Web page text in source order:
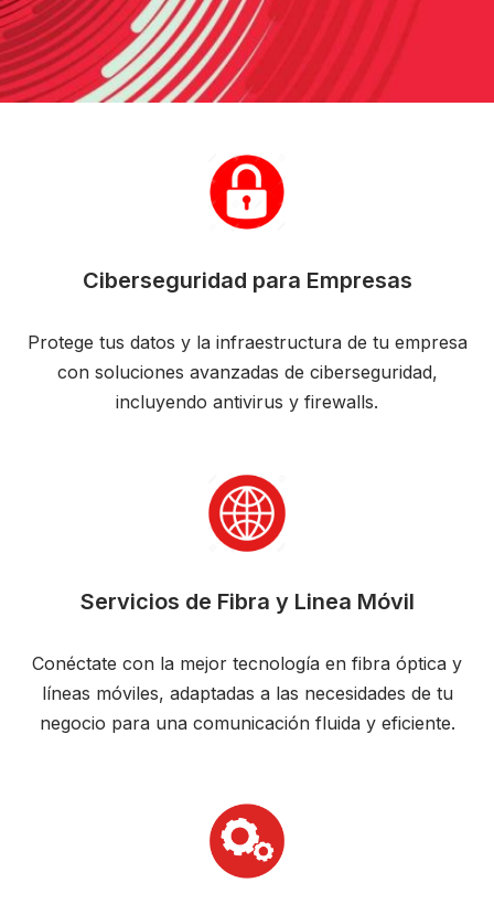
Ciberseguridad para Empresas
Protege tus datos y la infraestructura de tu empresa
con soluciones avanzadas de ciberseguridad,
incluyendo antivirus y firewalls.
Servicios de Fibra y Linea Móvil
Conéctate con la mejor tecnología en fibra óptica y
líneas móviles, adaptadas a las necesidades de tu
negocio para una comunicación fluida y eficiente.